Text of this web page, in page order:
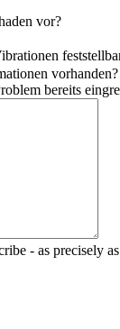
vor?
vorhanden?
bereits
- as precisely